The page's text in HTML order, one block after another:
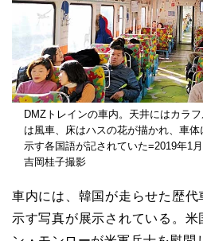
DMZトレインの車内。天井にはカラ
は風車、床はハスの花が描かれ、車
示す各国語が記されていた=2019年1
吉岡桂子撮影
車内には、韓国が走らせた歴
示す写真が展示されている。米